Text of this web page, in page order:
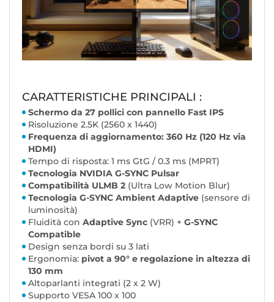
CARATTERISTICHE PRINCIPALI :
Schermo da 27 pollici con pannello Fast IPS
Risoluzione 2.5K (2560 x 1440)
Frequenza di aggiornamento: 360 Hz (120 Hz via
HDMI)
Tempo di risposta: 1 ms GtG / 0.3 ms (MPRT)
Tecnologia NVIDIA G-SYNC Pulsar
Compatibilità ULMB 2 (Ultra Low Motion Blur)
Tecnologia G-SYNC Ambient Adaptive (sensore di
luminosità)
Fluidità con Adaptive Sync (VRR) + G-SYNC
Compatible
Design senza bordi su 3 lati
Ergonomia: pivot a 90° e regolazione in altezza di
130 mm
Altoparlanti integrati (2 x 2 W)
Supporto VESA 100 x 100